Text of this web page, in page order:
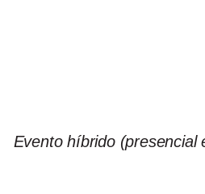
Evento híbrido (presencial